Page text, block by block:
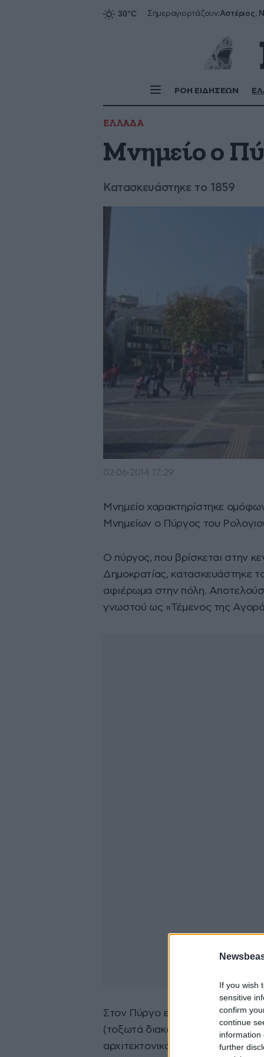
If you wish
sensitive
confirm
continue
information
further
Σήμεραγιορτάζουν:Αστέριος,
ΡΟΗ ΕΙΔΗΣΕΩΝ
ΕΛΛΑΔΑ
Μνημείο ο
Κατασκευάστηκε το 1859
02·06·2014 17:29
Μνημείο χαρακτηρίστηκε
Μνημείων ο Πύργος του
Ο πύργος, που βρίσκεται στην
Δημοκρατίας, κατασκευάστηκε
αφιέρωμα στην πόλη.
γνωστού ως «Τέμενος της
Στον Πύργο είναι εμφανής οι
(τοξωτά διακοσμητικά,
αρχιτεκτονικά και